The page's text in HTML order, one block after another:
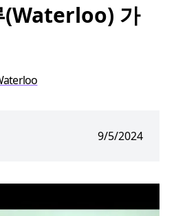
(Waterloo) 가
9/5/2024